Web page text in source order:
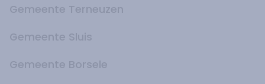
Gemeente Terneuzen
Gemeente Sluis
Gemeente Borsele